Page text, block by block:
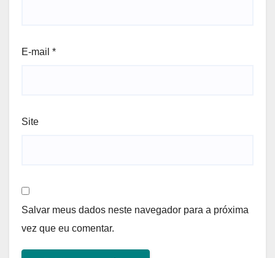
E-mail *
Site
Salvar meus dados neste navegador para a próxima
vez que eu comentar.